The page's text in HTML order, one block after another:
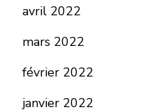
avril 2022
mars 2022
février 2022
janvier 2022